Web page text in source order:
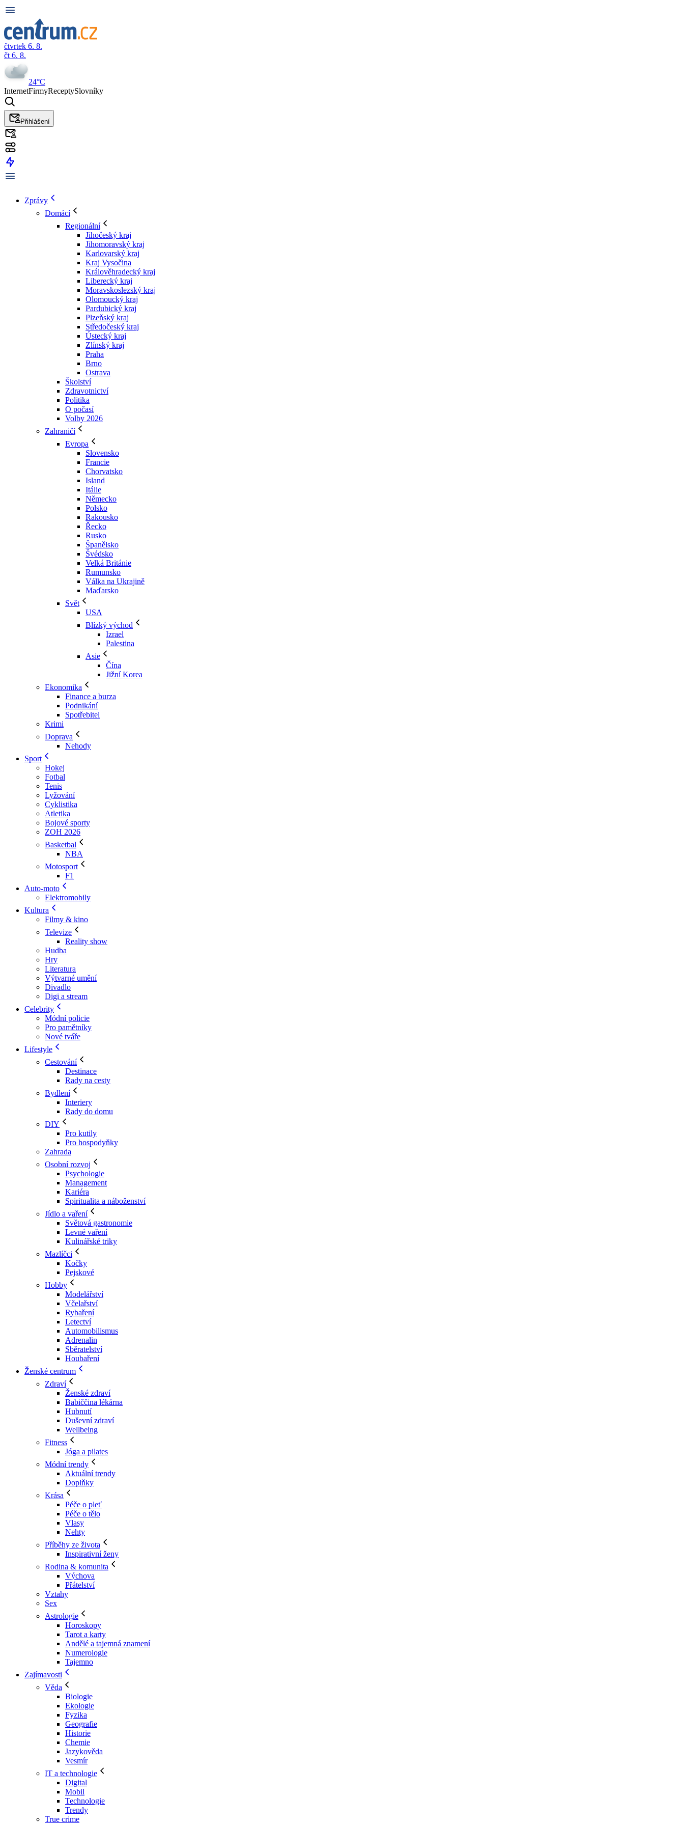
čtvrtek 6. 8.
čt 6. 8.
24°C
InternetFirmyReceptySlovníky
Přihlášení
Zprávy
Domácí
Regionální
Jihočeský kraj
Jihomoravský kraj
Karlovarský kraj
Kraj Vysočina
Králověhradecký kraj
Liberecký kraj
Moravskoslezský kraj
Olomoucký kraj
Pardubický kraj
Plzeňský kraj
Středočeský kraj
Ústecký kraj
Zlínský kraj
Praha
Brno
Ostrava
Školství
Zdravotnictví
Politika
O počasí
Volby 2026
Zahraničí
Evropa
Slovensko
Francie
Chorvatsko
Island
Itálie
Německo
Polsko
Rakousko
Řecko
Rusko
Španělsko
Švédsko
Velká Británie
Rumunsko
Válka na Ukrajině
Maďarsko
Svět
USA
Blízký východ
Izrael
Palestina
Asie
Čína
Jižní Korea
Ekonomika
Finance a burza
Podnikání
Spotřebitel
Krimi
Doprava
Nehody
Sport
Hokej
Fotbal
Tenis
Lyžování
Cyklistika
Atletika
Bojové sporty
ZOH 2026
Basketbal
NBA
Motosport
F1
Auto-moto
Elektromobily
Kultura
Filmy & kino
Televize
Reality show
Hudba
Hry
Literatura
Výtvarné umění
Divadlo
Digi a stream
Celebrity
Módní policie
Pro pamětníky
Nové tváře
Lifestyle
Cestování
Destinace
Rady na cesty
Bydlení
Interiery
Rady do domu
DIY
Pro kutily
Pro hospodyňky
Zahrada
Osobní rozvoj
Psychologie
Management
Kariéra
Spiritualita a náboženství
Jídlo a vaření
Světová gastronomie
Levné vaření
Kulinářské triky
Mazlíčci
Kočky
Pejskové
Hobby
Modelářství
Včelařství
Rybaření
Letectví
Automobilismus
Adrenalin
Sběratelství
Houbaření
Ženské centrum
Zdraví
Ženské zdraví
Babiččina lékárna
Hubnutí
Duševní zdraví
Wellbeing
Fitness
Jóga a pilates
Módní trendy
Aktuální trendy
Doplňky
Krása
Péče o pleť
Péče o tělo
Vlasy
Nehty
Příběhy ze života
Inspirativní ženy
Rodina & komunita
Výchova
Přátelství
Vztahy
Sex
Astrologie
Horoskopy
Tarot a karty
Andělé a tajemná znamení
Numerologie
Tajemno
Zajímavosti
Věda
Biologie
Ekologie
Fyzika
Geografie
Historie
Chemie
Jazykověda
Vesmír
IT a technologie
Digital
Mobil
Technologie
Trendy
True crime